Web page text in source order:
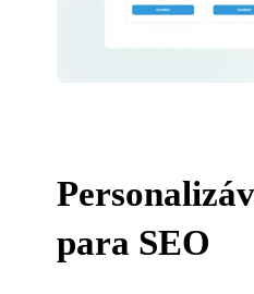
para SEO